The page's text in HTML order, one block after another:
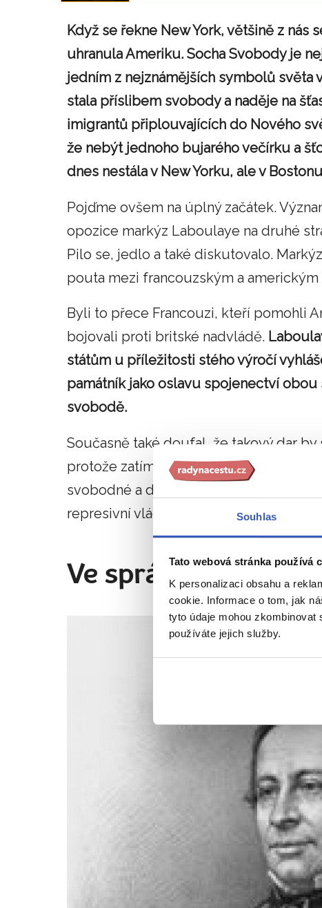
Souhlas
Tato webová stránka používá
K personalizaci obsahu a
cookie. Informace o tom, jak
tyto údaje mohou
používáte jejich služby.
Když se řekne New York, většině z nás
uhranula Ameriku. Socha Svobody je
jedním z nejznámějších symbolů světa
stala příslibem svobody a naděje na
imigrantů připlouvajících do Nového
že nebýt jednoho bujarého večírku a
dnes nestála v New Yorku, ale v
Pojďme ovšem na úplný začátek.
opozice markýz Laboulaye na druhé
Pilo se, jedlo a také diskutovalo.
pouta mezi francouzským a
Byli to přece Francouzi, kteří pomohli
bojovali proti britské nadvládě.
státům u příležitosti stého výročí
památník jako oslavu spojenectví
svobodě.
Současně také doufal, že takový dar
protože zatímco v USA byly činěny čím
svobodné a demokratické společnosti,
represivní vláda císaře Napoleona III.
Ve správný čas na